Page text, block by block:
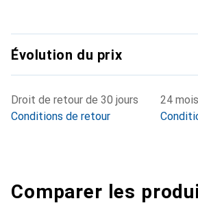
Évolution du prix
Droit de retour de 30 jours
Conditions de retour
24
Comparer les